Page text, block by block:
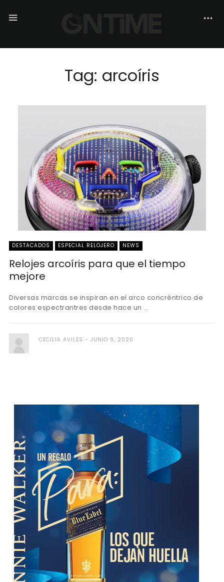
Tag: arcoíris
DESTACADOS ESPECIAL RELOJERO NEWS
Relojes arcoíris para que el tiempo
mejore
Diversas marcas se inspiran en el arco concréntrico de
colores espectrantres desde hace un ...
CECILIA AVILES JUNIO 9, 2020